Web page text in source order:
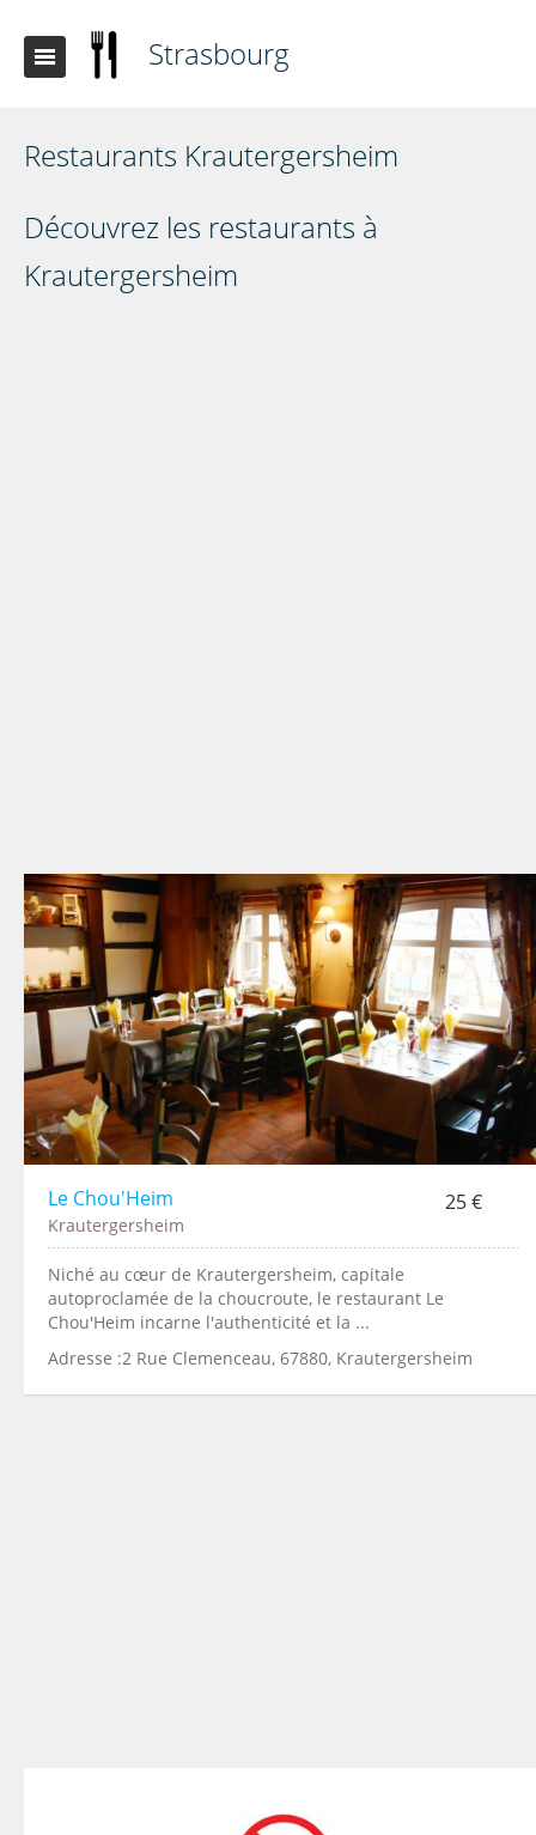
Strasbourg
Restaurants Krautergersheim
Découvrez les restaurants à
Krautergersheim
Le Chou'Heim 25 €
Krautergersheim
Niché au cœur de Krautergersheim, capitale
autoproclamée de la choucroute, le restaurant Le
Chou'Heim incarne l'authenticité et la ...
Adresse :2 Rue Clemenceau, 67880, Krautergersheim